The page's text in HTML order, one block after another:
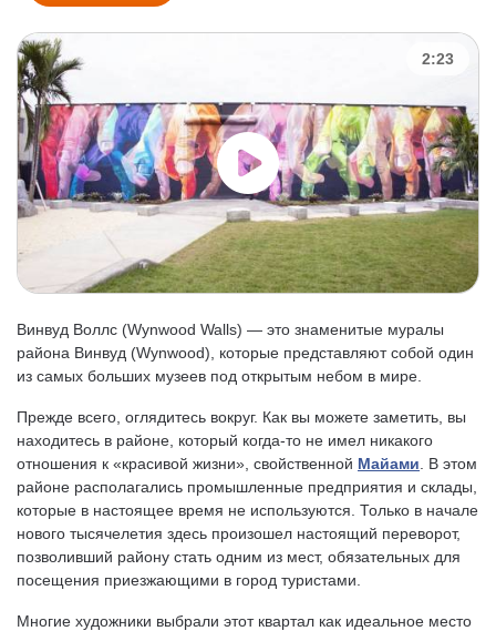
2:23
Винвуд Воллс (Wynwood Walls) — это знаменитые муралы
района Винвуд (Wynwood), которые представляют собой один
из самых больших музеев под открытым небом в мире.
Прежде всего, оглядитесь вокруг. Как вы можете заметить, вы
находитесь в районе, который когда-то не имел никакого
отношения к «красивой жизни», свойственной Майами . В этом
районе располагались промышленные предприятия и склады,
которые в настоящее время не используются. Только в начале
нового тысячелетия здесь произошел настоящий переворот,
позволивший району стать одним из мест, обязательных для
посещения приезжающими в город туристами.
Многие художники выбрали этот квартал как идеальное место